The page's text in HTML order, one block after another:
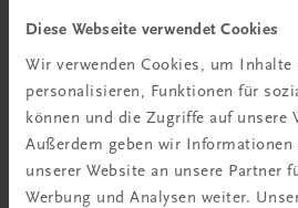
Diese Webseite verwendet Cookies
Wir verwenden Cookies, um Inhalte
personalisieren, Funktionen für
können und die Zugriffe auf unsere
Außerdem geben wir Informationen
unserer Website an unsere Partner
Werbung und Analysen weiter.
den Betrieb. Unsere drei
Säulen bringen Ihre Teams
in die
Christoph Wutzl – Leiter der